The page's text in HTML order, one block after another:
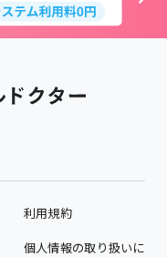
利用規約
個人情報の取り扱いに